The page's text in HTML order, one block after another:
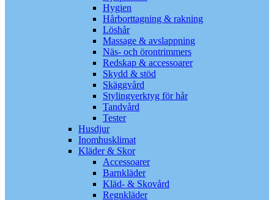
Hygien
Hårborttagning & rakning
Löshår
Massage & avslappning
Näs- och örontrimmers
Redskap & accessoarer
Skydd & stöd
Skäggvård
Stylingverktyg för hår
Tandvård
Tester
Husdjur
Inomhusklimat
Kläder & Skor
Accessoarer
Barnkläder
Kläd- & Skovård
Regnkläder